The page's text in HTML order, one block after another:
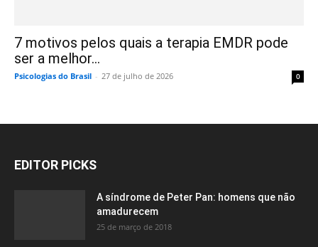
7 motivos pelos quais a terapia EMDR pode
ser a melhor...
Psicologias do Brasil - 27 de julho de 2026 0
EDITOR PICKS
A síndrome de Peter Pan: homens que não
amadurecem
25 de março de 2018